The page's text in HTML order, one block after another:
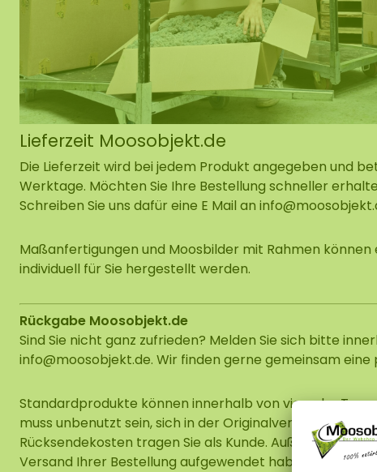
Lieferzeit Moosobjekt.de
Die Lieferzeit wird bei jedem Produkt angegeben und
Werktage. Möchten Sie Ihre Bestellung schneller
Schreiben Sie uns dafür eine E Mail an
Maßanfertigungen und Moosbilder mit Rahmen können
individuell für Sie hergestellt werden.
Rückgabe Moosobjekt.de
Sind Sie nicht ganz zufrieden? Melden Sie sich bitte
info@moosobjekt.de. Wir finden gerne gemeinsam eine
Standardprodukte können innerhalb von vierzehn
muss unbenutzt sein, sich in der Originalverpackung
Rücksendekosten tragen Sie als Kunde. Außerdem
Versand Ihrer Bestellung aufgewendet haben, vom